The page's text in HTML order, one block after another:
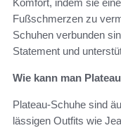
Komfort, indem sie
Fußschmerzen zu
Schuhen verbunden
Statement und
Wie kann man
Plateau-Schuhe sind
lässigen Outfits wie